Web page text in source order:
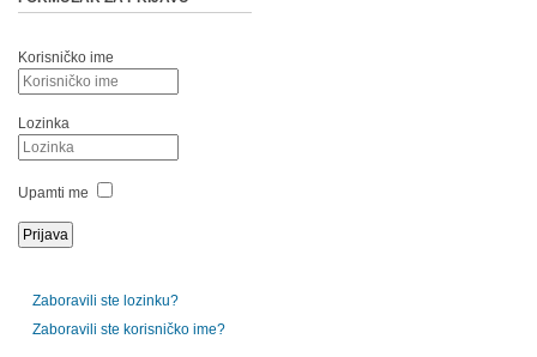
Korisničko ime
Lozinka
Upamti me
Zaboravili ste lozinku?
Zaboravili ste korisničko ime?